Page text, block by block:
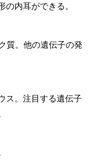
の内耳ができる。
質。他の遺伝子の発
ス。注目する遺伝子